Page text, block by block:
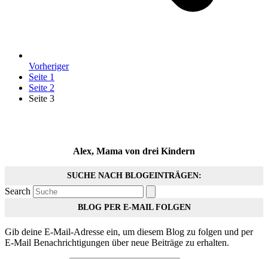
Vorheriger
Seite 1
Seite 2
Seite 3
Alex, Mama von drei Kindern
SUCHE NACH BLOGEINTRÄGEN:
Search
BLOG PER E-MAIL FOLGEN
Gib deine E-Mail-Adresse ein, um diesem Blog zu folgen und per
E-Mail Benachrichtigungen über neue Beiträge zu erhalten.